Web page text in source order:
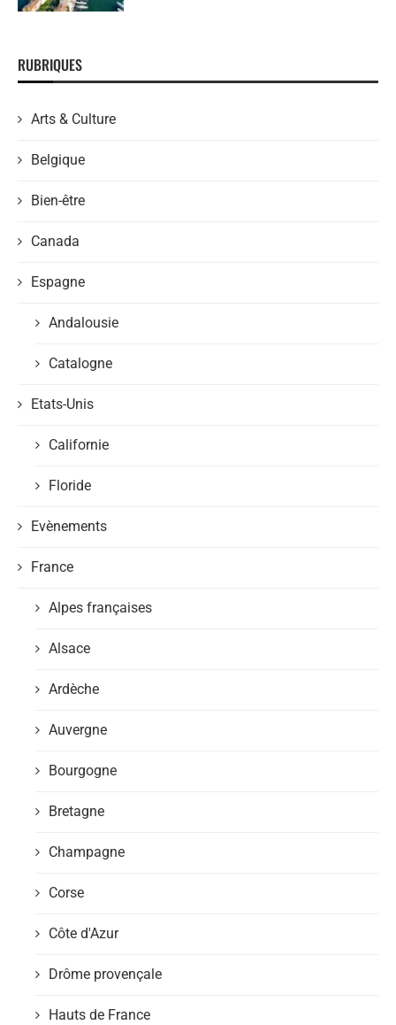
RUBRIQUES
Arts & Culture
Belgique
Bien-être
Canada
Espagne
Andalousie
Catalogne
Etats-Unis
Californie
Floride
Evènements
France
Alpes françaises
Alsace
Ardèche
Auvergne
Bourgogne
Bretagne
Champagne
Corse
Côte d'Azur
Drôme provençale
Hauts de France